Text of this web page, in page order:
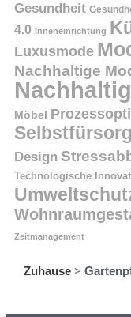
Gesundheit
4.0
Inneneinrichtung
Luxusmode
Nachhaltige
Möbel
Design
Technologische
Zeitmanagement
Zuhause >